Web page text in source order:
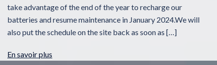
take advantage of the end of the year to recharge our
batteries and resume maintenance in January 2024.We will
also put the schedule on the site back as soon as […]
En savoir plus